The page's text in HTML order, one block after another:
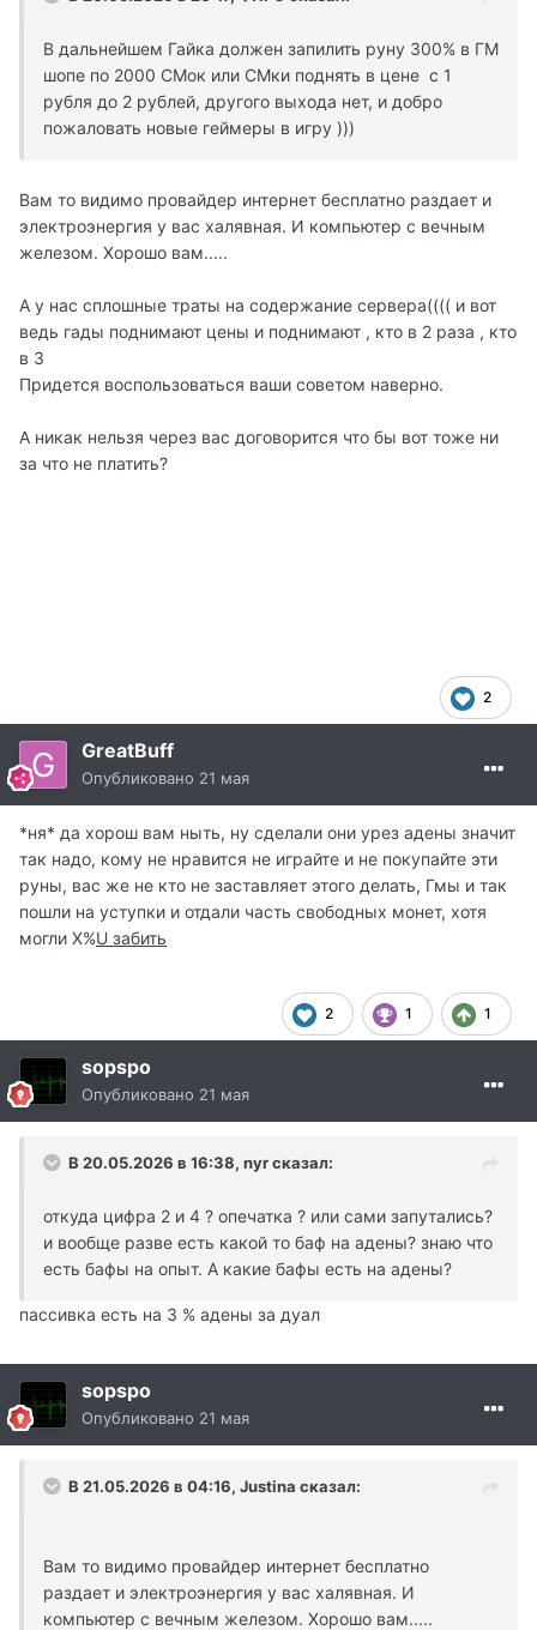
В дальнейшем Гайка должен запилить руну 300% в ГМ
шопе по 2000 СМок или СМки поднять в цене с 1
рубля до 2 рублей, другого выхода нет, и добро
пожаловать новые геймеры в игру )))
Вам то видимо провайдер интернет бесплатно раздает и
электроэнергия у вас халявная. И компьютер с вечным
железом. Хорошо вам.....
А у нас сплошные траты на содержание сервера(((( и вот
ведь гады поднимают цены и поднимают , кто в 2 раза , кто
в 3
Придется воспользоваться ваши советом наверно.
А никак нельзя через вас договорится что бы вот тоже ни
за что не платить?
2
GreatBuff
Опубликовано 21 мая
*ня* да хорош вам ныть, ну сделали они урез адены значит
так надо, кому не нравится не играйте и не покупайте эти
руны, вас же не кто не заставляет этого делать, Гмы и так
пошли на уступки и отдали часть свободных монет, хотя
могли Х%U забить
2 1 1
sopspo
Опубликовано 21 мая
В 20.05.2026 в 16:38, nyrсказал:
откуда цифра 2 и 4 ? опечатка ? или сами запутались?
и вообще разве есть какой то баф на адены? знаю что
есть бафы на опыт. А какие бафы есть на адены?
пассивка есть на 3 % адены за дуал
sopspo
Опубликовано 21 мая
В 21.05.2026 в 04:16, Justina сказал:
Вам то видимо провайдер интернет бесплатно
раздает и электроэнергия у вас халявная. И
компьютер с вечным железом. Хорошо вам.....